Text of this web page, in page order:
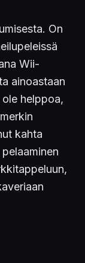
On
Wii-
ainoastaan
helppoa,
kahta